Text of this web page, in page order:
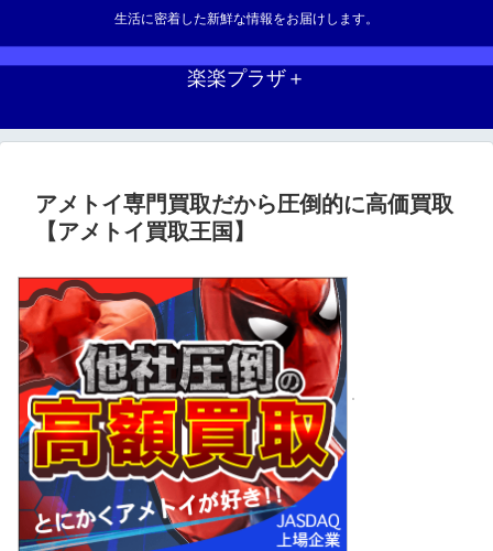
生活に密着した新鮮な情報をお届けします。
楽楽プラザ＋
アメトイ専門買取だから圧倒的に高価買取
【アメトイ買取王国】